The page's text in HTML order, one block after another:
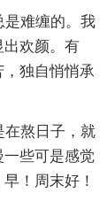
是难缠的。我
出欢颜。有
独自悄悄承
在熬日子，就
一些可是感觉
！周末好！